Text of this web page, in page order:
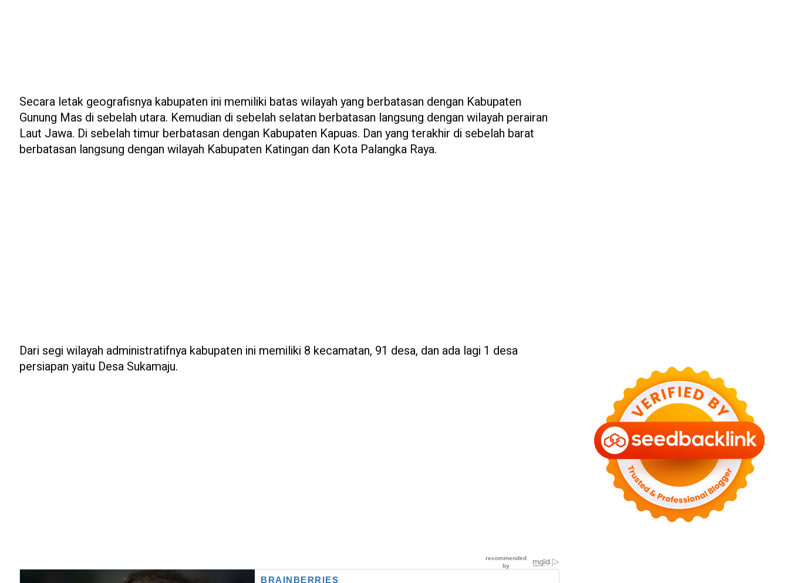
Secara letak geografisnya kabupaten ini memiliki batas wilayah yang berbatasan dengan Kabupaten
Gunung Mas di sebelah utara. Kemudian di sebelah selatan berbatasan langsung dengan wilayah perairan
Laut Jawa. Di sebelah timur berbatasan dengan Kabupaten Kapuas. Dan yang terakhir di sebelah barat
berbatasan langsung dengan wilayah Kabupaten Katingan dan Kota Palangka Raya.
Dari segi wilayah administratifnya kabupaten ini memiliki 8 kecamatan, 91 desa, dan ada lagi 1 desa
persiapan yaitu Desa Sukamaju.